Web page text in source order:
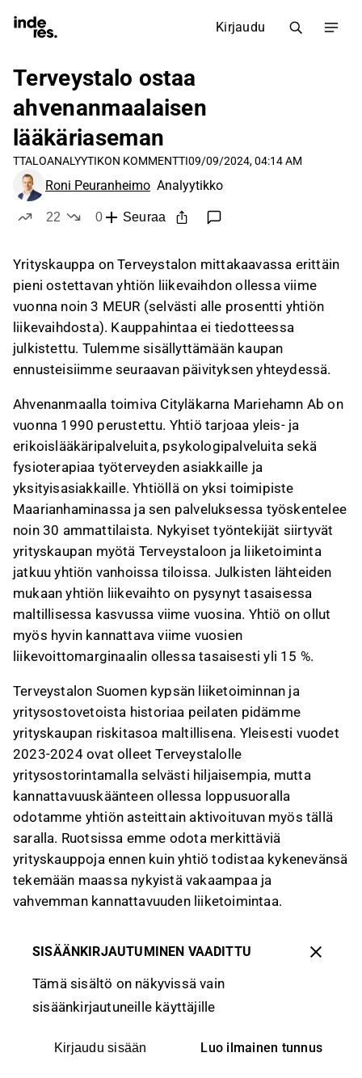
Kirjaudu
Terveystalo ostaa
ahvenanmaalaisen
lääkäriaseman
TTALOANALYYTIKON KOMMENTTI09/09/2024, 04:14 AM
Roni Peuranheimo Analyytikko
22
0
Seuraa
Yrityskauppa on Terveystalon mittakaavassa erittäin
pieni ostettavan yhtiön liikevaihdon ollessa viime
vuonna noin 3 MEUR (selvästi alle prosentti yhtiön
liikevaihdosta). Kauppahintaa ei tiedotteessa
julkistettu. Tulemme sisällyttämään kaupan
ennusteisiimme seuraavan päivityksen yhteydessä.
Ahvenanmaalla toimiva Cityläkarna Mariehamn Ab on
vuonna 1990 perustettu. Yhtiö tarjoaa yleis- ja
erikoislääkäripalveluita, psykologipalveluita sekä
fysioterapiaa työterveyden asiakkaille ja
yksityisasiakkaille. Yhtiöllä on yksi toimipiste
Maarianhaminassa ja sen palveluksessa työskentelee
noin 30 ammattilaista. Nykyiset työntekijät siirtyvät
yrityskaupan myötä Terveystaloon ja liiketoiminta
jatkuu yhtiön vanhoissa tiloissa. Julkisten lähteiden
mukaan yhtiön liikevaihto on pysynyt tasaisessa
maltillisessa kasvussa viime vuosina. Yhtiö on ollut
myös hyvin kannattava viime vuosien
liikevoittomarginaalin ollessa tasaisesti yli 15 %.
Terveystalon Suomen kypsän liiketoiminnan ja
yritysostovetoista historiaa peilaten pidämme
yrityskaupan riskitasoa maltillisena. Yleisesti vuodet
2023-2024 ovat olleet Terveystalolle
yritysostorintamalla selvästi hiljaisempia, mutta
kannattavuuskäänteen ollessa loppusuoralla
odotamme yhtiön asteittain aktivoituvan myös tällä
saralla. Ruotsissa emme odota merkittäviä
yrityskauppoja ennen kuin yhtiö todistaa kykenevänsä
tekemään maassa nykyistä vakaampaa ja
vahvemman kannattavuuden liiketoimintaa.
SISÄÄNKIRJAUTUMINEN VAADITTU
Tämä sisältö on näkyvissä vain
sisäänkirjautuneille käyttäjille
Kirjaudu sisään Luo ilmainen tunnus